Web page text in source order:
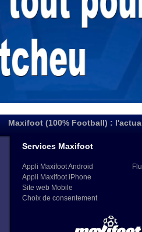
Maxifoot (100% Football) :
Services Maxifoot
Appli Maxifoot Android
Appli Maxifoot iPhone
Site web Mobile
Choix de consentement